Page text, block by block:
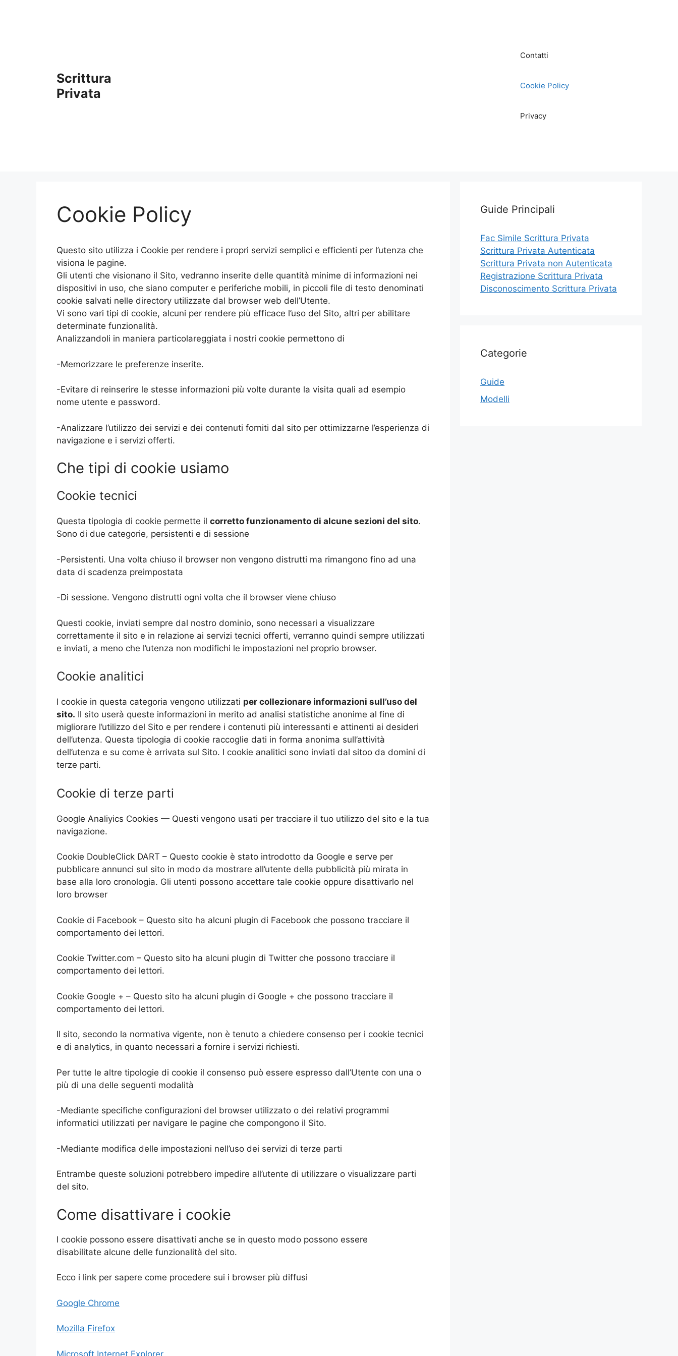
Scrittura
Privata
Contatti
Cookie Policy
Privacy
Cookie Policy
Questo sito utilizza i Cookie per rendere i propri servizi semplici e efficienti per l’utenza che
visiona le pagine.
Gli utenti che visionano il Sito, vedranno inserite delle quantità minime di informazioni nei
dispositivi in uso, che siano computer e periferiche mobili, in piccoli file di testo denominati
cookie salvati nelle directory utilizzate dal browser web dell’Utente.
Vi sono vari tipi di cookie, alcuni per rendere più efficace l’uso del Sito, altri per abilitare
determinate funzionalità.
Analizzandoli in maniera particolareggiata i nostri cookie permettono di
-Memorizzare le preferenze inserite.
-Evitare di reinserire le stesse informazioni più volte durante la visita quali ad esempio
nome utente e password.
-Analizzare l’utilizzo dei servizi e dei contenuti forniti dal sito per ottimizzarne l’esperienza di
navigazione e i servizi offerti.
Che tipi di cookie usiamo
Cookie tecnici
Questa tipologia di cookie permette il corretto funzionamento di alcune sezioni del sito.
Sono di due categorie, persistenti e di sessione
-Persistenti. Una volta chiuso il browser non vengono distrutti ma rimangono fino ad una
data di scadenza preimpostata
-Di sessione. Vengono distrutti ogni volta che il browser viene chiuso
Questi cookie, inviati sempre dal nostro dominio, sono necessari a visualizzare
correttamente il sito e in relazione ai servizi tecnici offerti, verranno quindi sempre utilizzati
e inviati, a meno che l’utenza non modifichi le impostazioni nel proprio browser.
Cookie analitici
I cookie in questa categoria vengono utilizzati per collezionare informazioni sull’uso del
sito. Il sito userà queste informazioni in merito ad analisi statistiche anonime al fine di
migliorare l’utilizzo del Sito e per rendere i contenuti più interessanti e attinenti ai desideri
dell’utenza. Questa tipologia di cookie raccoglie dati in forma anonima sull’attività
dell’utenza e su come è arrivata sul Sito. I cookie analitici sono inviati dal sitoo da domini di
terze parti.
Cookie di terze parti
Google Analiyics Cookies — Questi vengono usati per tracciare il tuo utilizzo del sito e la tua
navigazione.
Cookie DoubleClick DART – Questo cookie è stato introdotto da Google e serve per
pubblicare annunci sul sito in modo da mostrare all’utente della pubblicità più mirata in
base alla loro cronologia. Gli utenti possono accettare tale cookie oppure disattivarlo nel
loro browser
Cookie di Facebook – Questo sito ha alcuni plugin di Facebook che possono tracciare il
comportamento dei lettori.
Cookie Twitter.com – Questo sito ha alcuni plugin di Twitter che possono tracciare il
comportamento dei lettori.
Cookie Google + – Questo sito ha alcuni plugin di Google + che possono tracciare il
comportamento dei lettori.
Il sito, secondo la normativa vigente, non è tenuto a chiedere consenso per i cookie tecnici
e di analytics, in quanto necessari a fornire i servizi richiesti.
Per tutte le altre tipologie di cookie il consenso può essere espresso dall’Utente con una o
più di una delle seguenti modalità
-Mediante specifiche configurazioni del browser utilizzato o dei relativi programmi
informatici utilizzati per navigare le pagine che compongono il Sito.
-Mediante modifica delle impostazioni nell’uso dei servizi di terze parti
Entrambe queste soluzioni potrebbero impedire all’utente di utilizzare o visualizzare parti
del sito.
Come disattivare i cookie
I cookie possono essere disattivati anche se in questo modo possono essere
disabilitate alcune delle funzionalità del sito.
Ecco i link per sapere come procedere sui i browser più diffusi
Google Chrome
Mozilla Firefox
Microsoft Internet Explorer
Guide Principali
Fac Simile Scrittura Privata
Scrittura Privata Autenticata
Scrittura Privata non Autenticata
Registrazione Scrittura Privata
Disconoscimento Scrittura Privata
Categorie
Guide
Modelli